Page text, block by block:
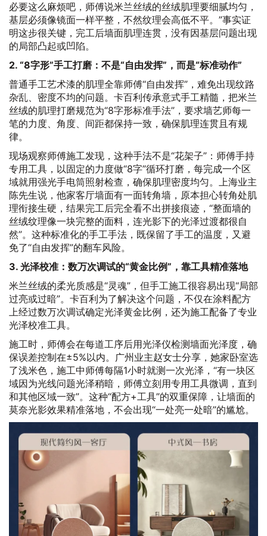
必要这么麻烦吧，师傅说米兰丝绒的丝绒肌理要细腻均匀，
基层必须像镜面一样平整，不然纹理会高低不平。”事实证
明这步很关键，完工后墙面肌理连贯，没有因基层问题出现
的局部凸起或凹陷。
2. “8字形”手工打磨：不是“自由发挥”，而是“标准动作”
普通手工艺术漆的肌理全靠师傅“自由发挥”，难免出现纹路
杂乱、密度不均的问题。卡百利传承意式手工精髓，把米兰
丝绒的肌理打磨规范为“8字形标准手法”，要求墙艺师每一
笔的力度、角度、间距都保持一致，确保肌理连贯且有规
律。
现场观察师傅施工发现，这种手法不是“花架子”：师傅手持
专用工具，以固定的力度做“8字”循环打磨，每完成一个区
域就用强光手电筒照射检查，确保肌理密度均匀。上海业主
陈先生说，他家客厅墙面有一面转角墙，原本担心转角处肌
理衔接生硬，结果完工后完全看不出拼接痕迹，“整面墙的
丝绒纹理像一块完整的面料，连光影下的光泽过渡都很自
然”。这种标准化的手工手法，既保留了手工的温度，又避
免了“自由发挥”的翻车风险。
3. 光泽校准：数万次调试的“黄金比例”，靠工具精准落地
米兰丝绒的柔光质感是“灵魂”，但手工施工很容易出现“局部
过亮或过暗”。卡百利为了解决这个问题，不仅在涂料配方
上经过数万次调试确定光泽黄金比例，还为施工配备了专业
光泽校准工具。
施工时，师傅会在每道工序后用光泽仪检测墙面光泽度，确
保误差控制在±5%以内。广州业主赵女士分享，她家卧室选
了浅米色，施工中师傅每隔1小时就测一次光泽，“有一块区
域因为光线问题光泽稍暗，师傅立刻用专用工具微调，直到
和其他区域一致”。这种“配方+工具”的双重保障，让墙面的
莫奈光影效果精准落地，不会出现“一处亮一处暗”的尴尬。